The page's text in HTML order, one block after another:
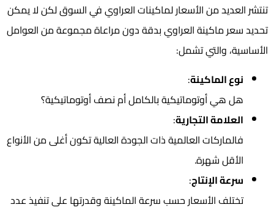
تنتشر العديد من الأسعار لماكينات العراوي في السوق لكن لا يمكن
تحديد سعر ماكينة العراوي بدقة دون مراعاة مجموعة من العوامل
الأساسية، والتي تشمل:
نوع الماكينة:
هل هي أوتوماتيكية بالكامل أم نصف أوتوماتيكية؟
العلامة التجارية:
فالماركات العالمية ذات الجودة العالية تكون أغلى من الأنواع
الأقل شهرة.
سرعة الإنتاج:
تختلف الأسعار حسب سرعة الماكينة وقدرتها على تنفيذ عدد